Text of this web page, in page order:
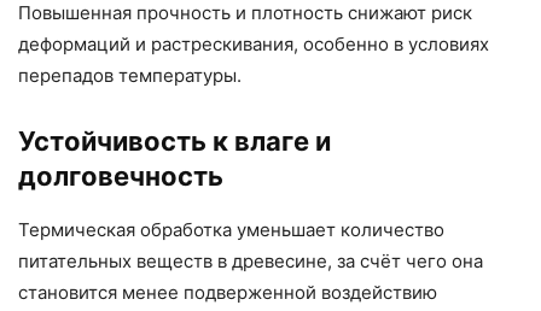
Повышенная прочность и плотность снижают риск
деформаций и растрескивания, особенно в условиях
перепадов температуры.
Устойчивость к влаге и
долговечность
Термическая обработка уменьшает количество
питательных веществ в древесине, за счёт чего она
становится менее подверженной воздействию